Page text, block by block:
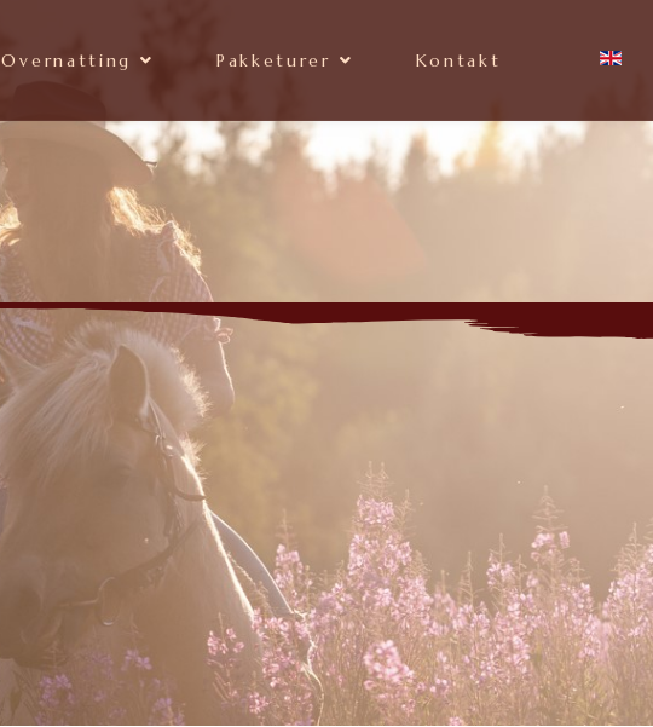
Overnatting Pakketurer Kontakt